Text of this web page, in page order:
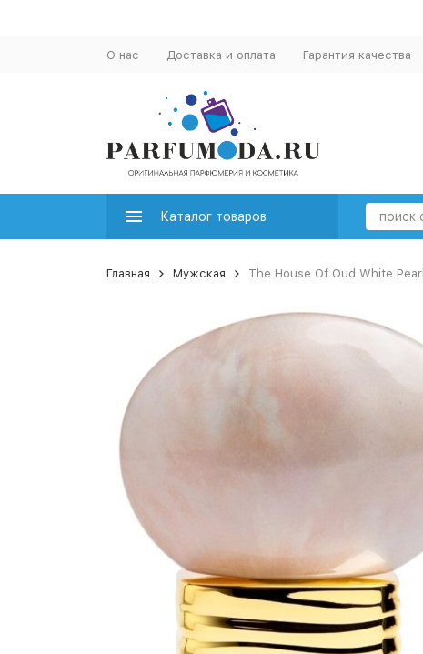
О нас Доставка и оплата Гарантия качества
Каталог товаров
Главная Мужская The House Of Oud White Pearl